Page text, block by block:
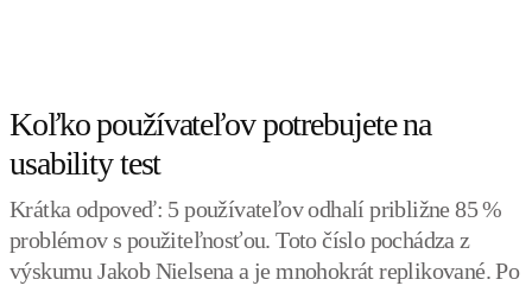
Koľko používateľov potrebujete na
usability test
Krátka odpoveď: 5 používateľov odhalí približne 85 %
problémov s použiteľnosťou. Toto číslo pochádza z
výskumu Jakob Nielsena a je mnohokrát replikované. Po